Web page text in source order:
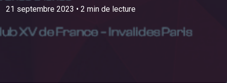
21 septembre 2023 • 2 min de lecture